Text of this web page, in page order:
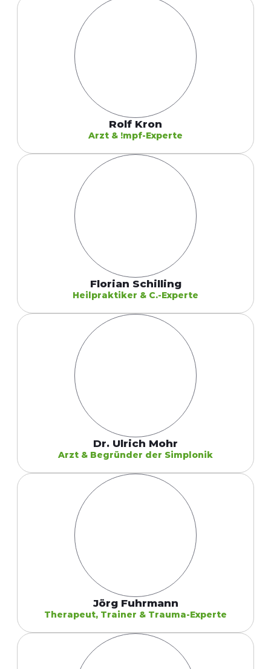
Rolf Kron
Arzt & !mpf-Experte
Florian Schilling
Heilpraktiker & C.-Experte
Dr. Ulrich Mohr
Arzt & Begründer der Simplonik
Jörg Fuhrmann
Therapeut, Trainer & Trauma-Experte